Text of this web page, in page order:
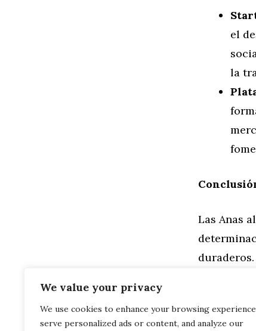
We value your privacy
We use cookies to enhance your browsing
serve personalized ads or content, and analyze our
el
la
Las Anas
Familia,
Ana en